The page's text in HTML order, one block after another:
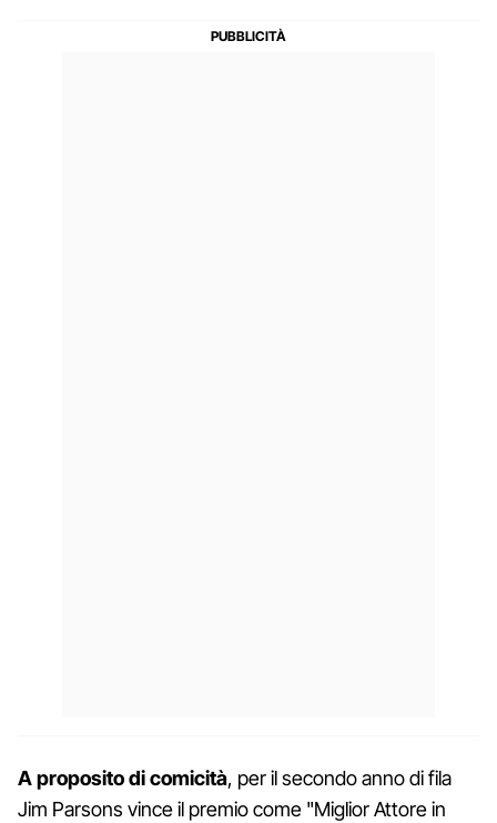
A proposito di comicità, per il secondo anno di fila
Jim Parsons vince il premio come "Miglior Attore in